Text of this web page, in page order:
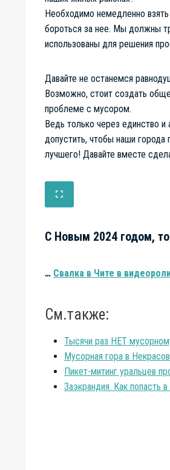
Необходимо немедленно
бороться за нее. Мы должны
использованы для решения
Давайте не останемся
Возможно, стоит создать
проблеме с мусором.
Ведь только через единство
допустить, чтобы наши города
лучшего! Давайте вместе
С Новым 2024 годом,
… Свалка в Чите в
См.также:
Тысячи раз НЕТ
Мусорная гора в
Пикет-митинг уральцев
Заэкрандия. Как попасть